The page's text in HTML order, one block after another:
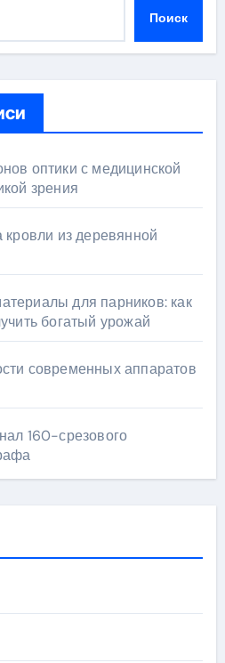
Поиск
оптики с медицинской
зрения
кровли из деревянной
для парников: как
богатый урожай
современных аппаратов
160-срезового